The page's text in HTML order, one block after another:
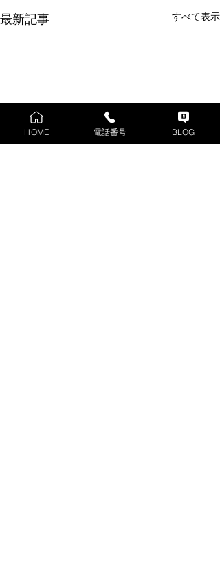
最新記事 すべて表示
HOME 電話番号 BLOG